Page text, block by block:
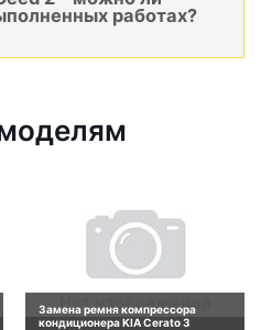
работах?
Замена ремня компрессора
кондиционера KIA Cerato 3